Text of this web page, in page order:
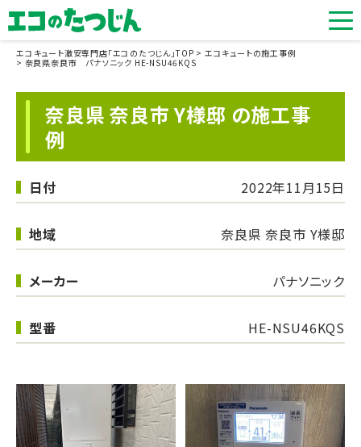
エコキュート激安専門店「エコのたつじん」TOP
エコキュートの施工事例
奈良県奈良市 パナソニック HE-NSU46KQS
奈良県 奈良市 Y様邸 の施工事
例
日付 2022年11月15日
地域 奈良県 奈良市 Y様邸
メーカー パナソニック
型番 HE-NSU46KQS